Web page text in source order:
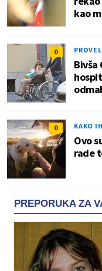
kao
0
Bivša
0 KAKO
Ovo
rade
PREPORUKA ZA